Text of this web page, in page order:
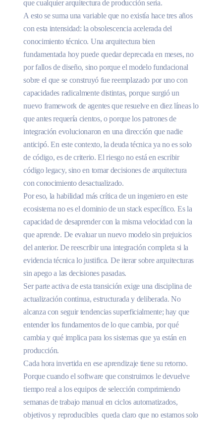
que cualquier arquitectura de producción seria.
A esto se suma una variable que no existía hace tres años
con esta intensidad: la obsolescencia acelerada del
conocimiento técnico. Una arquitectura bien
fundamentada hoy puede quedar deprecada en meses, no
por fallos de diseño, sino porque el modelo fundacional
sobre el que se construyó fue reemplazado por uno con
capacidades radicalmente distintas, porque surgió un
nuevo framework de agentes que resuelve en diez líneas lo
que antes requería cientos, o porque los patrones de
integración evolucionaron en una dirección que nadie
anticipó. En este contexto, la deuda técnica ya no es solo
de código, es de criterio. El riesgo no está en escribir
código legacy, sino en tomar decisiones de arquitectura
con conocimiento desactualizado.
Por eso, la habilidad más crítica de un ingeniero en este
ecosistema no es el dominio de un stack específico. Es la
capacidad de desaprender con la misma velocidad con la
que aprende. De evaluar un nuevo modelo sin prejuicios
del anterior. De reescribir una integración completa si la
evidencia técnica lo justifica. De iterar sobre arquitecturas
sin apego a las decisiones pasadas.
Ser parte activa de esta transición exige una disciplina de
actualización continua, estructurada y deliberada. No
alcanza con seguir tendencias superficialmente; hay que
entender los fundamentos de lo que cambia, por qué
cambia y qué implica para los sistemas que ya están en
producción.
Cada hora invertida en ese aprendizaje tiene su retorno.
Porque cuando el software que construimos le devuelve
tiempo real a los equipos de selección comprimiendo
semanas de trabajo manual en ciclos automatizados,
objetivos y reproducibles queda claro que no estamos solo